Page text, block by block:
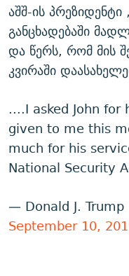
აშშ-ის
განცხადებაში
და წერს, რომ მის
კვირაში
....I asked John
given to me this
much for his
National Security
— Donald J.
September 10,